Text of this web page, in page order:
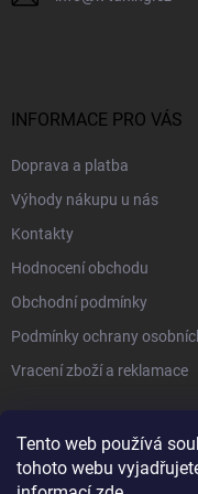
Tento web používá
tohoto webu
INFORMACE PRO VÁS
Doprava a platba
Výhody nákupu u nás
Kontakty
Hodnocení obchodu
Obchodní podmínky
Podmínky ochrany
Vracení zboží a reklamace
PŘIJÍMÁME ONLINE